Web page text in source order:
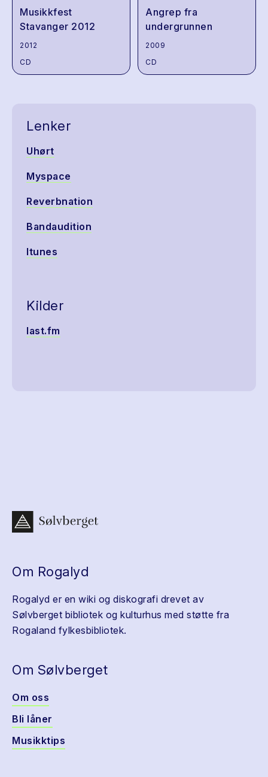
Musikkfest
Stavanger 2012
2012
CD
Angrep fra
undergrunnen
2009
CD
Lenker
Uhørt
Myspace
Reverbnation
Bandaudition
Itunes
Kilder
last.fm
Om Rogalyd
Rogalyd er en wiki og diskografi drevet av
Sølvberget bibliotek og kulturhus med støtte fra
Rogaland fylkesbibliotek.
Om Sølvberget
Om oss
Bli låner
Musikktips